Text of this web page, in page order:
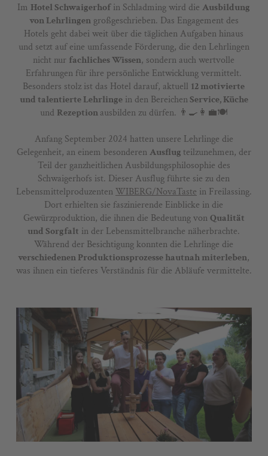
ImHotel Schwaigerhofin Schladming wird dieAusbildung
von Lehrlingengroßgeschrieben. Das Engagement des
Hotels geht dabei weit über die täglichen Aufgaben hinaus
und setzt auf eine umfassende Förderung, die den Lehrlingen
nicht nur fachliches Wissen, sondern auch wertvolle
Erfahrungen für ihre persönliche Entwicklung vermittelt.
Besonders stolz ist das Hotel darauf, aktuell 12 motivierte
und talentierte Lehrlingein den BereichenService, Küche
und Rezeptionausbilden zu dürfen. 👨‍🍳👩‍💼🍽️
Anfang September 2024 hatten unsere Lehrlinge die
Gelegenheit, an einem besonderenAusflug teilzunehmen, der
Teil der ganzheitlichen Ausbildungsphilosophie des
Schwaigerhofs ist. Dieser Ausflug führte sie zu den
LebensmittelproduzentenWIBERG/NovaTaste in Freilassing.
Dort erhielten sie faszinierende Einblicke in die
Gewürzproduktion, die ihnen die Bedeutung vonQualität
und Sorgfalt in der Lebensmittelbranche näherbrachte.
Während der Besichtigung konnten die Lehrlinge die
verschiedenen Produktionsprozesse hautnah miterleben,
was ihnen ein tieferes Verständnis für die Abläufe vermittelte.